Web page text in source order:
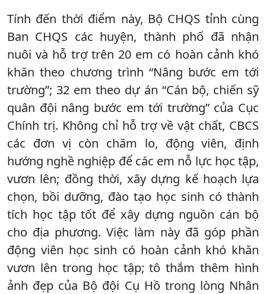
Tính đến thời điểm này, Bộ CHQS tỉnh cùng
Ban CHQS các huyện, thành phố đã nhận
nuôi và hỗ trợ trên 20 em có hoàn cảnh khó
khăn theo chương trình “Nâng bước em tới
trường”; 32 em theo dự án “Cán bộ, chiến sỹ
quân đội nâng bước em tới trường” của Cục
Chính trị. Không chỉ hỗ trợ về vật chất, CBCS
các đơn vị còn chăm lo, động viên, định
hướng nghề nghiệp để các em nỗ lực học tập,
vươn lên; đồng thời, xây dựng kế hoạch lựa
chọn, bồi dưỡng, đào tạo học sinh có thành
tích học tập tốt để xây dựng nguồn cán bộ
cho địa phương. Việc làm này đã góp phần
động viên học sinh có hoàn cảnh khó khăn
vươn lên trong học tập; tô thắm thêm hình
ảnh đẹp của Bộ đội Cụ Hồ trong lòng Nhân